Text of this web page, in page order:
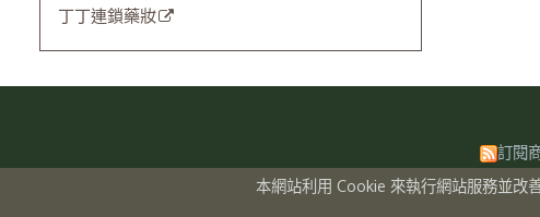
丁丁連鎖藥妝
訂閱
本網站利用 Cookie 來執行網站服務並改